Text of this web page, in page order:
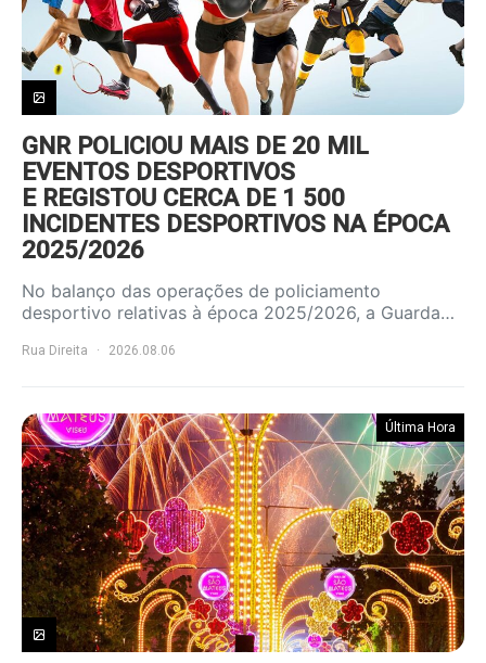
GNR POLICIOU MAIS DE 20 MIL
EVENTOS DESPORTIVOS
E REGISTOU CERCA DE 1 500
INCIDENTES DESPORTIVOS NA ÉPOCA
2025/2026
No balanço das operações de policiamento
desportivo relativas à época 2025/2026, a Guarda…
Rua Direita 2026.08.06
Última Hora